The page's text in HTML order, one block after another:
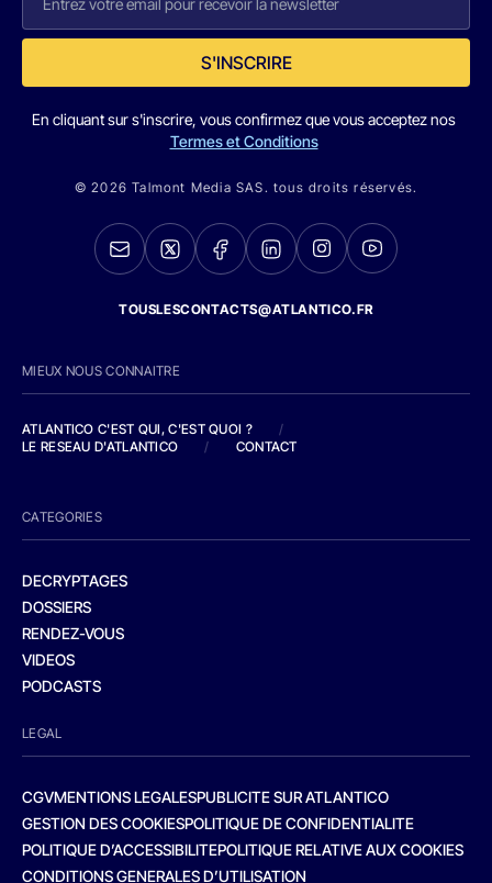
S'INSCRIRE
En cliquant sur s'inscrire, vous confirmez que vous acceptez nos
Termes et Conditions
© 2026 Talmont Media SAS. tous droits réservés.
TOUSLESCONTACTS@ATLANTICO.FR
MIEUX NOUS CONNAITRE
ATLANTICO C'EST QUI, C'EST QUOI ?
/
LE RESEAU D'ATLANTICO
/ CONTACT
CATEGORIES
DECRYPTAGES
DOSSIERS
RENDEZ-VOUS
VIDEOS
PODCASTS
LEGAL
CGVMENTIONS LEGALESPUBLICITE SUR ATLANTICO
GESTION DES COOKIESPOLITIQUE DE CONFIDENTIALITE
POLITIQUE D’ACCESSIBILITEPOLITIQUE RELATIVE AUX COOKIES
CONDITIONS GENERALES D’UTILISATION